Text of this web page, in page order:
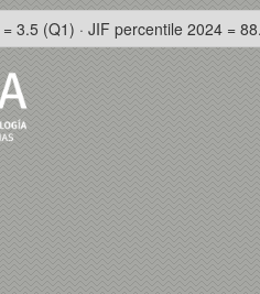
= 3.5 (Q1) · JIF percentile 2024 =